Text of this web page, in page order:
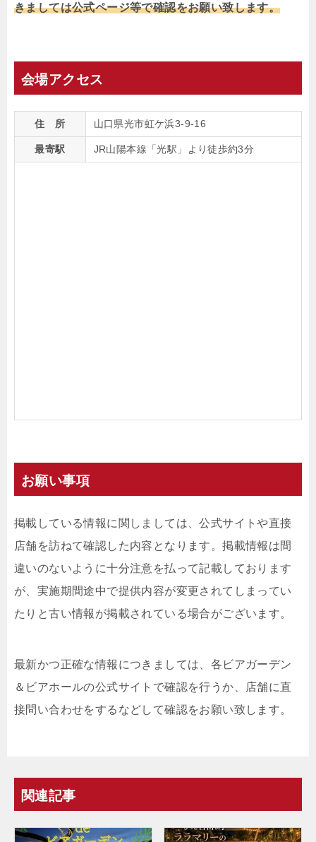
きましては公式ページ等で確認をお願い致します。
会場アクセス
住 所 山口県光市虹ケ浜3-9-16
最寄駅 JR山陽本線「光駅」より徒歩約3分
お願い事項
掲載している情報に関しましては、公式サイトや直接
店舗を訪ねて確認した内容となります。掲載情報は間
違いのないように十分注意を払って記載しております
が、実施期間途中で提供内容が変更されてしまってい
たりと古い情報が掲載されている場合がございます。
最新かつ正確な情報につきましては、各ビアガーデン
＆ビアホールの公式サイトで確認を行うか、店舗に直
接問い合わせをするなどして確認をお願い致します。
関連記事